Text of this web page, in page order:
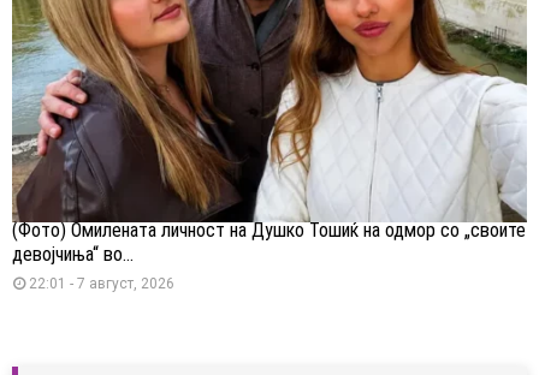
(Фото) Омилената личност на Душко Тошиќ на одмор со „своите
девојчиња“ во...
22:01 - 7 август, 2026